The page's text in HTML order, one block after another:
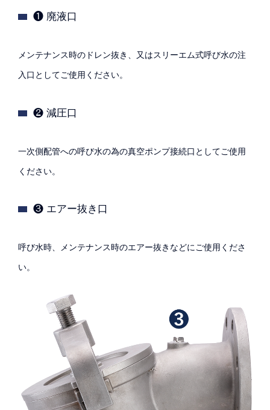
❶ 廃液口
メンテナンス時のドレン抜き、又はスリーエム式呼び水の注
入口としてご使用ください。
❷ 減圧口
一次側配管への呼び水の為の真空ポンプ接続口としてご使用
ください。
❸ エアー抜き口
呼び水時、メンテナンス時のエアー抜きなどにご使用くださ
い。